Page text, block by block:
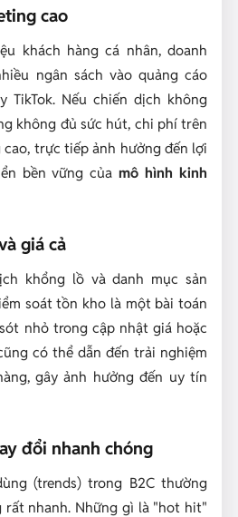
cao
khách hàng cá nhân, doanh
ngân sách vào quảng cáo
TikTok. Nếu chiến dịch không
không đủ sức hút, chi phí trên
trực tiếp ảnh hưởng đến lợi
bền vững củamô hình kinh
giá cả
khổng lồ và danh mục sản
soát tồn kho là một bài toán
nhỏ trong cập nhật giá hoặc
có thể dẫn đến trải nghiệm
gây ảnh hưởng đến uy tín
đổi nhanh chóng
(trends) trong B2C thường
rất nhanh. Những gì là "hot hit"